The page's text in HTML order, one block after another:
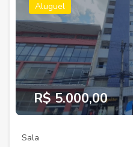
Aluguel
R$ 5.000,00
Sala